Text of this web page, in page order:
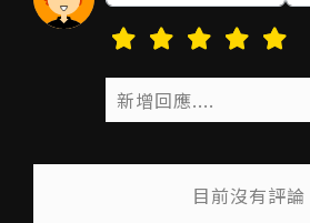
目前沒有評論